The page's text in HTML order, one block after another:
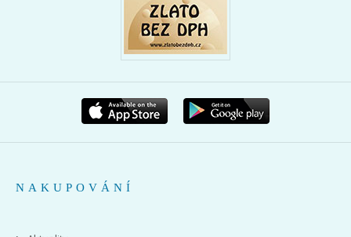
NAKUPOVÁNÍ